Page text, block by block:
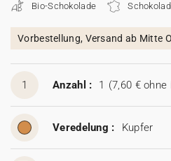
Aufkleber
Bio-Schokolade
Vorbestellung, Versand ab Mitte
1 Anzahl : 1 (7,60 € ohne
Veredelung : Kupfer